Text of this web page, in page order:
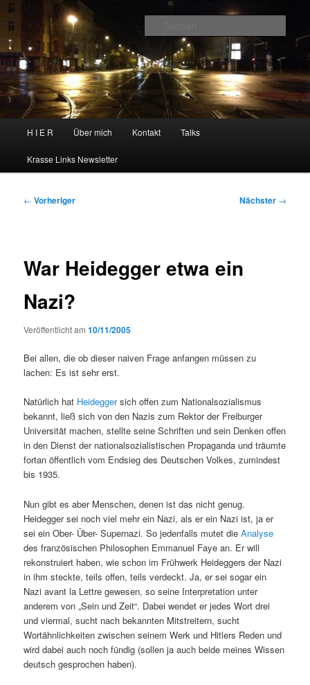
primären
Inhalt
springenH I E R
H I E R Über mich Kontakt Talks
Krasse Links Newsletter
Beitragsnavigation
← Vorheriger Nächster →
War Heidegger etwa ein
Nazi?
Veröffentlicht am10/11/2005
Bei allen, die ob dieser naiven Frage anfangen müssen zu
lachen: Es ist sehr erst.
Natürlich hat Heideggersich offen zum Nationalsozialismus
bekannt, ließ sich von den Nazis zum Rektor der Freiburger
Universität machen, stellte seine Schriften und sein Denken offen
in den Dienst der nationalsozialistischen Propaganda und träumte
fortan öffentlich vom Endsieg des Deutschen Volkes, zumindest
bis 1935.
Nun gibt es aber Menschen, denen ist das nicht genug.
Heidegger sei noch viel mehr ein Nazi, als er ein Nazi ist, ja er
sei ein Ober- Über- Supernazi. So jedenfalls mutet dieAnalyse
des französischen Philosophen Emmanuel Faye an. Er will
rekonstruiert haben, wie schon im Frühwerk Heideggers der Nazi
in ihm steckte, teils offen, teils verdeckt. Ja, er sei sogar ein
Nazi avant la Lettre gewesen, so seine Interpretation unter
anderem von „Sein und Zeit“. Dabei wendet er jedes Wort drei
und viermal, sucht nach bekannten Mitstreitern, sucht
Wortähnlichkeiten zwischen seinem Werk und Hitlers Reden und
wird dabei auch noch fündig (sollen ja auch beide meines Wissen
deutsch gesprochen haben).